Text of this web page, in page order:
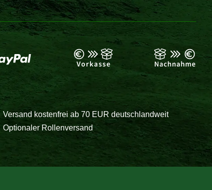
Versand kostenfrei ab 70 EUR deutschlandweit
Optionaler Rollenversand